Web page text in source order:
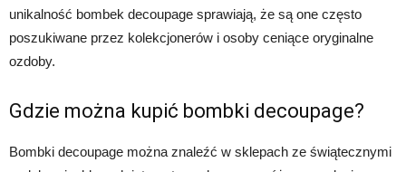
unikalność bombek decoupage sprawiają, że są one często
poszukiwane przez kolekcjonerów i osoby ceniące oryginalne
ozdoby.
Gdzie można kupić bombki decoupage?
Bombki decoupage można znaleźć w sklepach ze świątecznymi